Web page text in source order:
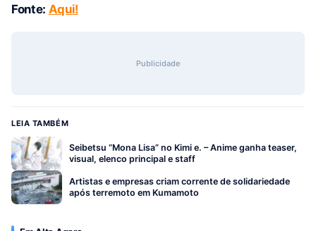
Fonte: Aqui!
Publicidade
LEIA TAMBÉM
Seibetsu “Mona Lisa” no Kimi e. – Anime ganha teaser,
visual, elenco principal e staff
Artistas e empresas criam corrente de solidariedade
após terremoto em Kumamoto